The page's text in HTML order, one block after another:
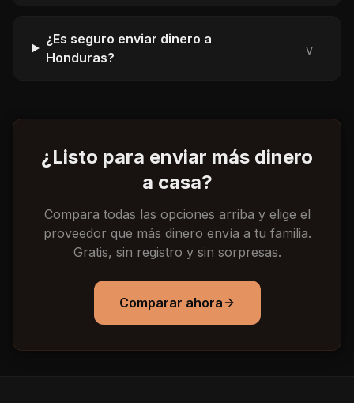
¿Es seguro enviar dinero a
Honduras?
v
¿Listo para enviar más dinero
a casa?
Compara todas las opciones arriba y elige el
proveedor que más dinero envía a tu familia.
Gratis, sin registro y sin sorpresas.
Comparar ahora